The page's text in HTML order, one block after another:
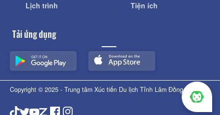
Lịch trình
Tiện ích
Tải ứng dụng
Copyright © 2025 - Trung tâm Xúc tiến Du lịch Tỉnh Lâm Đồng